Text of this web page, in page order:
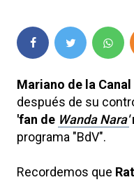
Mariano de la Canal
después de su
'fan de Wanda Nara'
programa "BdV".
Recordemos que